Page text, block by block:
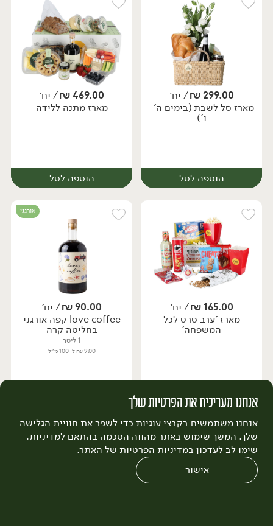
יח׳ יח׳
299.00
₪/ יח׳
מארז סל לשבת (בימים ה'-
ו')
הוספה לסל
יח׳
469.00
₪/ יח׳
מארז מתנה ללידה
הוספה לסל
יח׳
165.00
₪/ יח׳
מארז 'ערב סרט לכל
המשפחה'
אורגני
90.00
₪/ יח׳
love coffee קפה אורגני
בחליטה קרה
1 ליטר
9.00 ₪ ל-100 מ״ל
אנחנו מעריכים את הפרטיות שלך
אנחנו משתמשים בקבצי עוגיות כדי לשפר את חוויית הגלישה
שלך. המשך שימוש באתר מהווה הסכמה בהתאם למדיניות.
שימו לב לעדכון במדיניות הפרטיות של האתר.
אישור